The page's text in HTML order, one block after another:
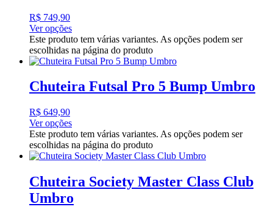
R$ 749,90
Ver opções
Este produto tem várias variantes. As opções podem ser
escolhidas na página do produto
Chuteira Futsal Pro 5 Bump Umbro
R$ 649,90
Ver opções
Este produto tem várias variantes. As opções podem ser
escolhidas na página do produto
Chuteira Society Master Class Club
Umbro